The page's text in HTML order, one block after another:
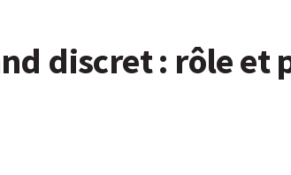
discret : rôle et